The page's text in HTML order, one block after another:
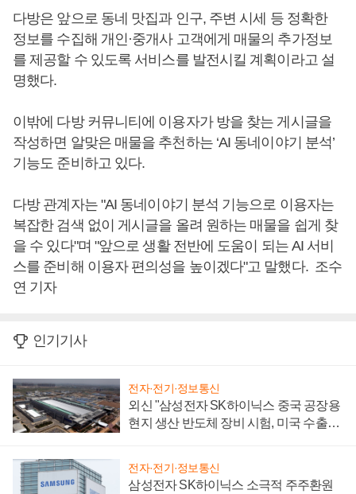
다방은 앞으로 동네 맛집과 인구, 주변 시세 등 정확한
정보를 수집해 개인·중개사 고객에게 매물의 추가정보
를 제공할 수 있도록 서비스를 발전시킬 계획이라고 설
명했다.
이밖에 다방 커뮤니티에 이용자가 방을 찾는 게시글을
작성하면 알맞은 매물을 추천하는 ‘AI 동네이야기 분석’
기능도 준비하고 있다.
다방 관계자는 "AI 동네이야기 분석 기능으로 이용자는
복잡한 검색 없이 게시글을 올려 원하는 매물을 쉽게 찾
을 수 있다"며 "앞으로 생활 전반에 도움이 되는 AI 서비
스를 준비해 이용자 편의성을 높이겠다"고 말했다. 조수
연 기자
인기기사
전자·전기·정보통신
외신 "삼성전자 SK하이닉스 중국 공장용
현지 생산 반도체 장비 시험, 미국 수출통
전자·전기·정보통신
삼성전자 SK하이닉스 소극적 주주환원